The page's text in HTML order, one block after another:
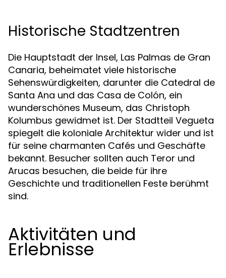
Historische Stadtzentren
Die Hauptstadt der Insel, Las Palmas de Gran
Canaria, beheimatet viele historische
Sehenswürdigkeiten, darunter die Catedral de
Santa Ana und das Casa de Colón, ein
wunderschönes Museum, das Christoph
Kolumbus gewidmet ist. Der Stadtteil Vegueta
spiegelt die koloniale Architektur wider und ist
für seine charmanten Cafés und Geschäfte
bekannt. Besucher sollten auch Teror und
Arucas besuchen, die beide für ihre
Geschichte und traditionellen Feste berühmt
sind.
Aktivitäten und
Erlebnisse